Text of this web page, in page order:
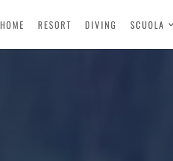
HOME RESORT DIVING SCUOLA